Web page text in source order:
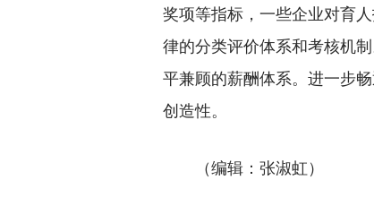
奖项等指标，一些企业对育
律的分类评价体系和考核机
平兼顾的薪酬体系。进一步
创造性。
（编辑：张淑虹）